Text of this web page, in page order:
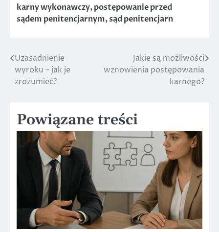
karny wykonawczy,postępowanie przed
sądem penitencjarnym,sąd penitencjarn
Nawigacja
wpisu
Uzasadnienie
wyroku – jak je
zrozumieć?
Jakie są możliwości
wznowienia postępowania
karnego?
Powiązane treści